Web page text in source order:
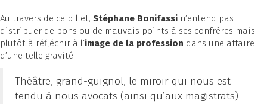
Au travers de ce billet, Stéphane Bonifassi n’entend pas
distribuer de bons ou de mauvais points à ses confrères mais
plutôt à réfléchir à l’image de la profession dans une affaire
d’une telle gravité.
Théâtre, grand-guignol, le miroir qui nous est
tendu à nous avocats (ainsi qu’aux magistrats)